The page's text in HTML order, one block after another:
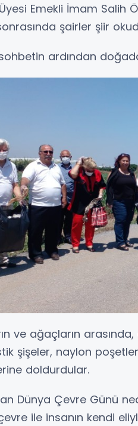
Emekli İmam Salih
şairler şiir
ardından
ve ağaçların
şişeler, naylon
doldurdular.
Dünya Çevre Günü
ile insanın kendi